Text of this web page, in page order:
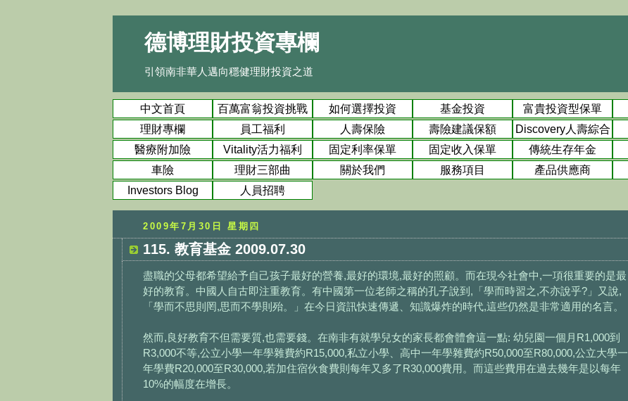
德博理財投資專欄
引領南非華人邁向穩健理財投資之道
中文首頁
百萬富翁投資挑戰
賽
如何選擇投資 基金投資 富貴投資型保單
理財專欄
員工福利 人壽保險 壽險建議保額
Discovery人壽綜合
險
醫療附加險
Vitality活力福利 固定利率保單 固定收入保單 傳統生存年金
車險
理財三部曲 關於我們 服務項目 產品供應商
Investors Blog
人員招聘
2009年7月30日 星期四
115. 教育基金 2009.07.30
盡職的父母都希望給予自己孩子最好的營養,最好的環境,最好的照顧。而在現今社會中,一項很重要的是最
好的教育。中國人自古即注重教育。有中國第一位老師之稱的孔子說到,「學而時習之,不亦說乎?」又說,
「學而不思則罔,思而不學則殆。」在今日資訊快速傳遞、知識爆炸的時代,這些仍然是非常適用的名言。
然而,良好教育不但需要質,也需要錢。在南非有就學兒女的家長都會體會這一點: 幼兒園一個月R1,000到
R3,000不等,公立小學一年學雜費約R15,000,私立小學、高中一年學雜費約R50,000至R80,000,公立大學一
年學費R20,000至R30,000,若加住宿伙食費則每年又多了R30,000費用。而這些費用在過去幾年是以每年
10%的幅度在增長。